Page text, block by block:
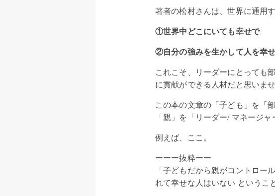
著者の松村さんは、世界に通用
①世界中どこにいても幸せで
②自分の強みを生かして人を幸
これこそ、リーダーにとっても
に貢献ができる人材だと思いま
この本の文章の「子ども」を「部
「親」を「リーダー/ マネージ
例えば、ここ。
ーーー抜粋ーー
「子どもだから親がコントロー
れて幸せな人はいない というこ